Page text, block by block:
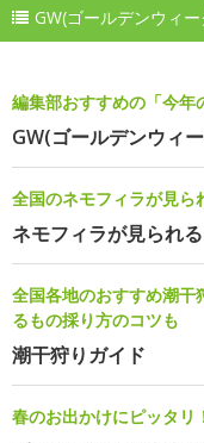
GW(ゴールデンウィ
編集部おすすめの「今年
GW(ゴールデンウィ
全国のネモフィラが見ら
ネモフィラが見られ
全国各地のおすすめ潮干
るもの採り方のコツも
潮干狩りガイド
春のお出かけにピッタリ